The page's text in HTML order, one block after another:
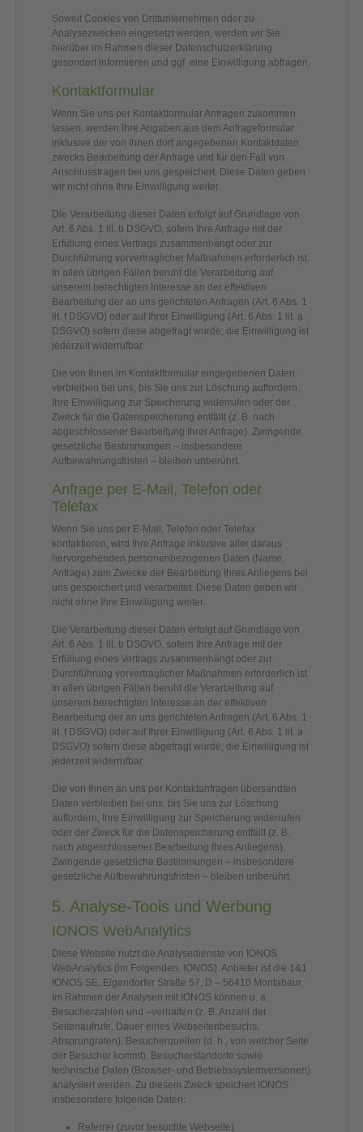
Soweit Cookies von Drittunternehmen oder zu
Analysezwecken eingesetzt werden, werden wir Sie
hierüber im Rahmen dieser Datenschutzerklärung
gesondert informieren und ggf. eine Einwilligung abfragen.
Kontaktformular
Wenn Sie uns per Kontaktformular Anfragen zukommen
lassen, werden Ihre Angaben aus dem Anfrageformular
inklusive der von Ihnen dort angegebenen Kontaktdaten
zwecks Bearbeitung der Anfrage und für den Fall von
Anschlussfragen bei uns gespeichert. Diese Daten geben
wir nicht ohne Ihre Einwilligung weiter.
Die Verarbeitung dieser Daten erfolgt auf Grundlage von
Art. 6 Abs. 1 lit. b DSGVO, sofern Ihre Anfrage mit der
Erfüllung eines Vertrags zusammenhängt oder zur
Durchführung vorvertraglicher Maßnahmen erforderlich ist.
In allen übrigen Fällen beruht die Verarbeitung auf
unserem berechtigten Interesse an der effektiven
Bearbeitung der an uns gerichteten Anfragen (Art. 6 Abs. 1
lit. f DSGVO) oder auf Ihrer Einwilligung (Art. 6 Abs. 1 lit. a
DSGVO) sofern diese abgefragt wurde; die Einwilligung ist
jederzeit widerrufbar.
Die von Ihnen im Kontaktformular eingegebenen Daten
verbleiben bei uns, bis Sie uns zur Löschung auffordern,
Ihre Einwilligung zur Speicherung widerrufen oder der
Zweck für die Datenspeicherung entfällt (z. B. nach
abgeschlossener Bearbeitung Ihrer Anfrage). Zwingende
gesetzliche Bestimmungen – insbesondere
Aufbewahrungsfristen – bleiben unberührt.
Anfrage per E-Mail, Telefon oder
Telefax
Wenn Sie uns per E-Mail, Telefon oder Telefax
kontaktieren, wird Ihre Anfrage inklusive aller daraus
hervorgehenden personenbezogenen Daten (Name,
Anfrage) zum Zwecke der Bearbeitung Ihres Anliegens bei
uns gespeichert und verarbeitet. Diese Daten geben wir
nicht ohne Ihre Einwilligung weiter.
Die Verarbeitung dieser Daten erfolgt auf Grundlage von
Art. 6 Abs. 1 lit. b DSGVO, sofern Ihre Anfrage mit der
Erfüllung eines Vertrags zusammenhängt oder zur
Durchführung vorvertraglicher Maßnahmen erforderlich ist.
In allen übrigen Fällen beruht die Verarbeitung auf
unserem berechtigten Interesse an der effektiven
Bearbeitung der an uns gerichteten Anfragen (Art. 6 Abs. 1
lit. f DSGVO) oder auf Ihrer Einwilligung (Art. 6 Abs. 1 lit. a
DSGVO) sofern diese abgefragt wurde; die Einwilligung ist
jederzeit widerrufbar.
Die von Ihnen an uns per Kontaktanfragen übersandten
Daten verbleiben bei uns, bis Sie uns zur Löschung
auffordern, Ihre Einwilligung zur Speicherung widerrufen
oder der Zweck für die Datenspeicherung entfällt (z. B.
nach abgeschlossener Bearbeitung Ihres Anliegens).
Zwingende gesetzliche Bestimmungen – insbesondere
gesetzliche Aufbewahrungsfristen – bleiben unberührt.
5. Analyse-Tools und Werbung
IONOS WebAnalytics
Diese Website nutzt die Analysedienste von IONOS
WebAnalytics (im Folgenden: IONOS). Anbieter ist die 1&1
IONOS SE, Elgendorfer Straße 57, D – 56410 Montabaur.
Im Rahmen der Analysen mit IONOS können u. a.
Besucherzahlen und –verhalten (z. B. Anzahl der
Seitenaufrufe, Dauer eines Webseitenbesuchs,
Absprungraten), Besucherquellen (d. h., von welcher Seite
der Besucher kommt), Besucherstandorte sowie
technische Daten (Browser- und Betriebssystemversionen)
analysiert werden. Zu diesem Zweck speichert IONOS
insbesondere folgende Daten:
Referrer (zuvor besuchte Webseite)